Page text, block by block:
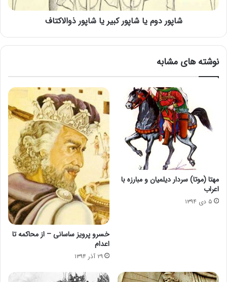
شاپور دوم یا شاپور کبیر یا شاپور ذوالاکتاف
نوشته های مشابه
مهتا (موتا) سردار دیلمیان و مبارزه با
اعراب
۵ دی ۱۳۹۴
خسرو پرویز ساسانی – از محاکمه تا
اعدام
۲۹ آذر ۱۳۹۴